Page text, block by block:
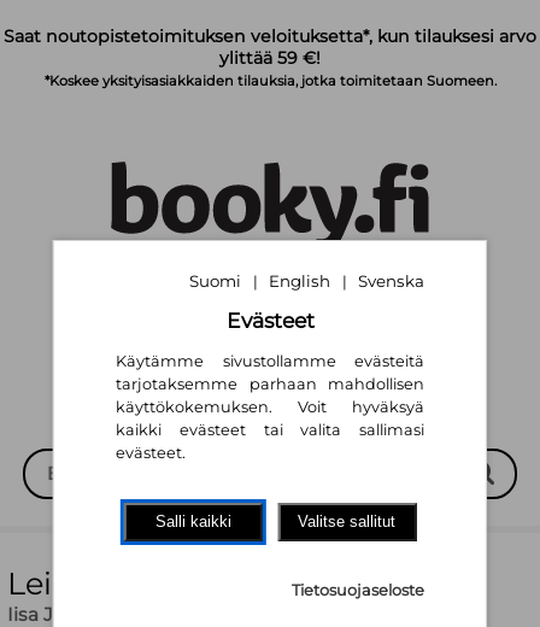
Saat noutopistetoimituksen veloituksetta*, kun tilauksesi arvo
ylittää 59 €!
*Koskee yksityisasiakkaiden tilauksia, jotka toimitetaan Suomeen.
Suomi | English | Svenska
Leikki leikkinä pihalla
Iisa Juva
Suomi | English | Svenska
Evästeet
Käytämme sivustollamme evästeitä
tarjotaksemme parhaan mahdollisen
käyttökokemuksen. Voit hyväksyä
kaikki evästeet tai valita sallimasi
evästeet.
Salli kaikki Valitse sallitut
Tietosuojaseloste